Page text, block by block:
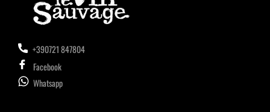
+390721 847804
Facebook
Whatsapp